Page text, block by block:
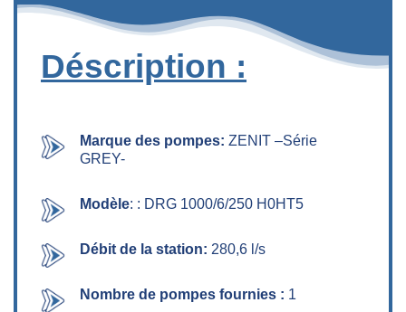
Déscription :
Marque des pompes: ZENIT –Série
GREY-
Modèle: : DRG 1000/6/250 H0HT5
Débit de la station: 280,6 l/s
Nombre de pompes fournies : 1